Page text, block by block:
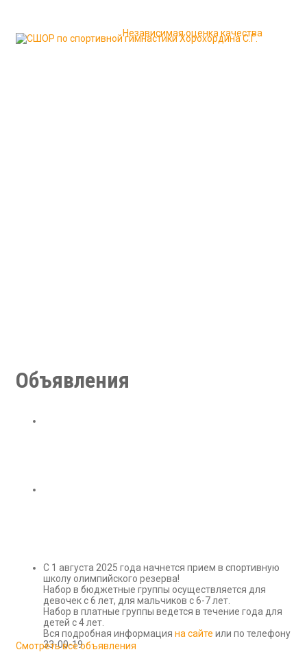
Объявления
С 1 августа 2025 года начнется прием в спортивную
школу олимпийского резерва!
Набор в бюджетные группы осуществляется для
девочек с 6 лет, для мальчиков с 6-7 лет.
Набор в платные группы ведется в течение года для
детей с 4 лет.
Вся подробная информация на сайте или по телефону
33-00-19
Смотреть все объявления
Независимая оценка качества